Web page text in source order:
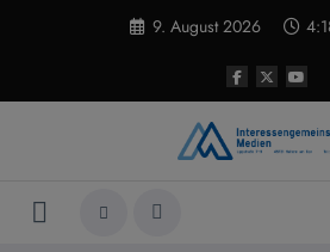
9. August 2026